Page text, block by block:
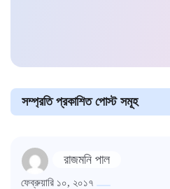
সম্প্রতি প্রকাশিত পোস্ট সমূহ
রাজমনি পাল
ফেব্রুয়ারি ১০, ২০১৭